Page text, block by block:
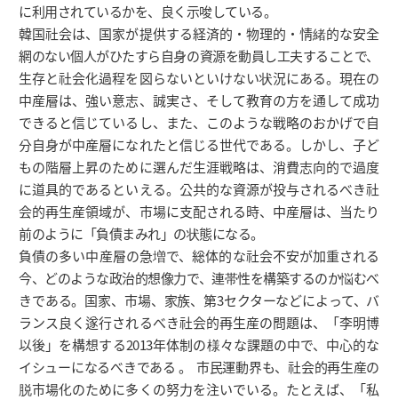
に利用されているかを、良く示唆している。
韓国社会は、国家が提供する経済的・物理的・情緒的な安全
網のない個人がひたすら自身の資源を動員し工夫することで、
生存と社会化過程を図らないといけない状況にある。現在の
中産層は、強い意志、誠実さ、そして教育の方を通して成功
できると信じているし、また、このような戦略のおかげで自
分自身が中産層になれたと信じる世代である。しかし、子ど
もの階層上昇のために選んだ生涯戦略は、消費志向的で過度
に道具的であるといえる。公共的な資源が投与されるべき社
会的再生産領域が、市場に支配される時、中産層は、当たり
前のように「負債まみれ」の状態になる。
負債の多い中産層の急増で、総体的な社会不安が加重される
今、どのような政治的想像力で、連帯性を構築するのか悩むべ
きである。国家、市場、家族、第3セクターなどによって、バ
ランス良く遂行されるべき社会的再生産の問題は、「李明博
以後」を構想する2013年体制の様々な課題の中で、中心的な
イシューになるべきである 。 市民運動界も、社会的再生産の
脱市場化のために多くの努力を注いでいる。たとえば、「私